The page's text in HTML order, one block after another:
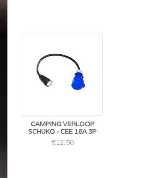
CAMPING VERLOOP
SCHUKO - CEE 16A 3P
€12,50